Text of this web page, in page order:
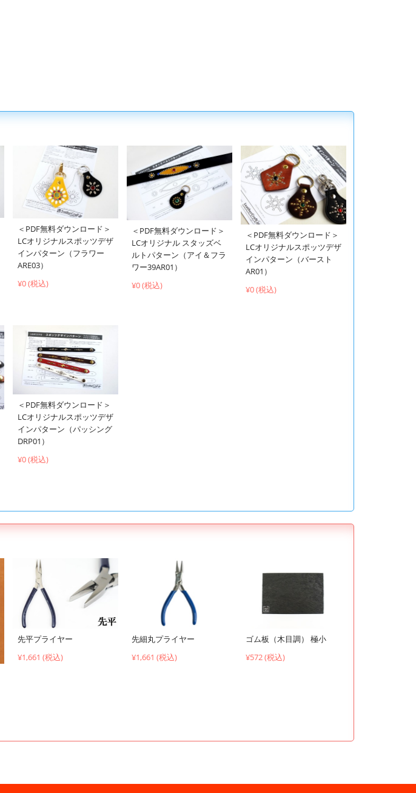
＜PDF無料ダウンロード＞
LCオリジナルスポッツデザ
インパターン（フラワー
ARE03）
¥0 (税込)
＜PDF無料ダウンロード＞
LCオリジナル スタッズベ
ルトパターン（アイ＆フラ
ワー39AR01）
¥0 (税込)
＜PDF無料ダウンロード＞
LCオリジナルスポッツデザ
インパターン（バースト
AR01）
¥0 (税込)
＜PDF無料ダウンロード＞
LCオリジナルスポッツデザ
インパターン（パッシング
DRP01）
¥0 (税込)
先平プライヤー
¥1,661 (税込)
先細丸プライヤー
¥1,661 (税込)
ゴム板（木目調） 極小
¥572 (税込)